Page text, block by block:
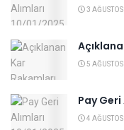
3
5
Pay
4